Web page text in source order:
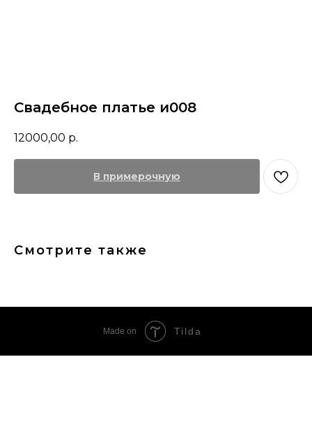
Свадебное платье и008
12000,00 р.
В примерочную
Смотрите также
Made on Tilda